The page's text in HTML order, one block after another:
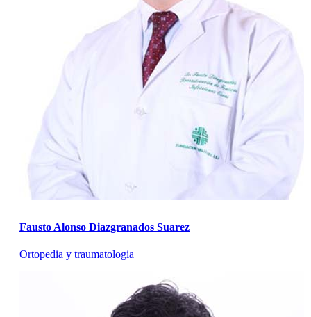
Fausto Alonso Diazgranados Suarez
Ortopedia y traumatologia